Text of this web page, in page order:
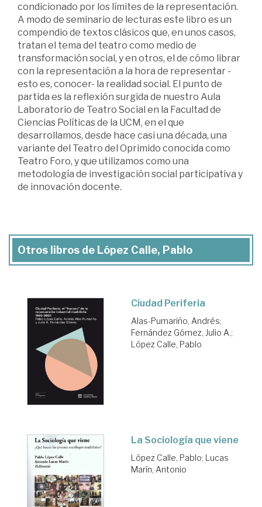
condicionado por los límites de la representación.
A modo de seminario de lecturas este libro es un
compendio de textos clásicos que, en unos casos,
tratan el tema del teatro como medio de
transformación social, y en otros, el de cómo librar
con la representación a la hora de representar -
esto es, conocer- la realidad social. El punto de
partida es la reflexión surgida de nuestro Aula
Laboratorio de Teatro Social en la Facultad de
Ciencias Políticas de la UCM, en el que
desarrollamos, desde hace casi una década, una
variante del Teatro del Oprimido conocida como
Teatro Foro, y que utilizamos como una
metodología de investigación social participativa y
de innovación docente.
Otros libros de López Calle, Pablo
Ciudad Periferia
Alas-Pumariño, Andrés;
Fernández Gómez, Julio A.;
López Calle, Pablo
La Sociología que viene
López Calle, Pablo; Lucas
Marín, Antonio